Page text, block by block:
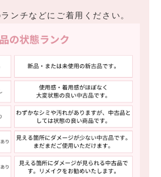
ンチなどにご着用ください。